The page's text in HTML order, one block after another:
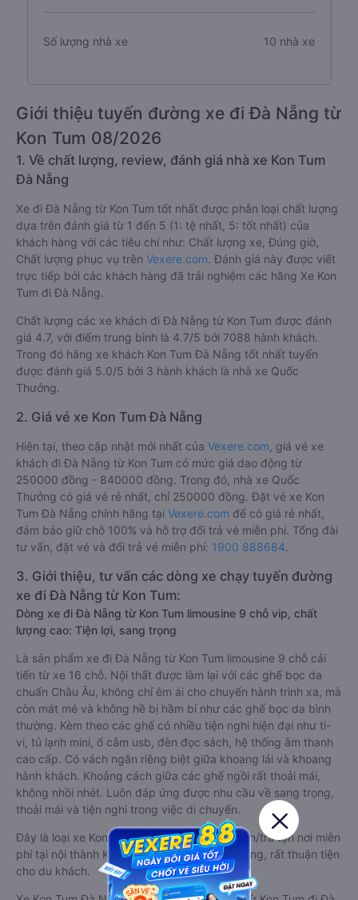
Số lượng nhà xe 10 nhà xe
Giới thiệu tuyến đường xe đi Đà Nẵng từ
Kon Tum 08/2026
1. Về chất lượng, review, đánh giá nhà xe Kon Tum
Đà Nẵng
Xe đi Đà Nẵng từ Kon Tum tốt nhất được phân loại chất lượng
dựa trên đánh giá từ 1 đến 5 (1: tệ nhất, 5: tốt nhất) của
khách hàng với các tiêu chí như: Chất lượng xe, Đúng giờ,
Chất lượng phục vụ trên Vexere.com. Đánh giá này được viết
trực tiếp bởi các khách hàng đã trải nghiệm các hãng Xe Kon
Tum đi Đà Nẵng.
Chất lượng các xe khách đi Đà Nẵng từ Kon Tum được đánh
giá 4.7, với điểm trung bình là 4.7/5 bởi 7088 hành khách.
Trong đó hãng xe khách Kon Tum Đà Nẵng tốt nhất tuyến
được đánh giá 5.0/5 bởi 3 hành khách là nhà xe Quốc
Thưởng.
2. Giá vé xe Kon Tum Đà Nẵng
Hiện tại, theo cập nhật mới nhất của Vexere.com , giá vé xe
khách đi Đà Nẵng từ Kon Tum có mức giá dao động từ
250000 đồng - 840000 đồng. Trong đó, nhà xe Quốc
Thưởng có giá vé rẻ nhất, chỉ 250000 đồng. Đặt vé xe Kon
Tum Đà Nẵng chính hãng tại Vexere.com để có giá rẻ nhất,
đảm bảo giữ chỗ 100% và hỗ trợ đổi trả vé miễn phí. Tổng đài
tư vấn, đặt vé và đổi trả vé miễn phí: 1900 888684.
3. Giới thiệu, tư vấn các dòng xe chạy tuyến đường
xe đi Đà Nẵng từ Kon Tum:
Dòng xe đi Đà Nẵng từ Kon Tum limousine 9 chỗ vip, chất
lượng cao: Tiện lợi, sang trọng
Là sản phẩm xe đi Đà Nẵng từ Kon Tum limousine 9 chỗ cải
tiến từ xe 16 chỗ. Nội thất được làm lại với các ghế bọc da
chuẩn Châu Âu, không chỉ êm ái cho chuyến hành trình xa, mà
còn mát mẻ và không hề bị hầm bí như các ghế bọc da bình
thường. Kèm theo các ghế có nhiều tiện nghi hiện đại như ti-
vi, tủ lạnh mini, ổ cắm usb, đèn đọc sách, hệ thống âm thanh
cao cấp. Có vách ngăn riêng biệt giữa khoang lái và khoang
hành khách. Khoảng cách giữa các ghế ngồi rất thoải mái,
không nhồi nhét. Luôn đáp ứng được nhu cầu về sang trọng,
thoải mái và tiện nghi trong việc di chuyển.
Đây là loại xe Kon Tum Đà Nẵng có hỗ trợ đón/trả tận nơi miễn
phí tại nội thành Kon Tum và nội thành Đà Nẵng, rất thuận tiện
cho du khách.